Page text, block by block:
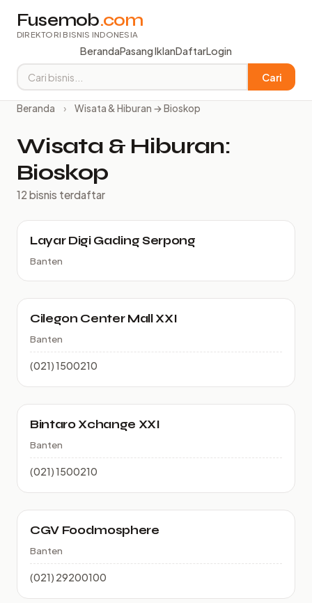
Fusemob.com
DIREKTORI BISNIS INDONESIA
BerandaPasang IklanDaftarLogin
Cari
Beranda › Wisata & Hiburan → Bioskop
Wisata & Hiburan:
Bioskop
12 bisnis terdaftar
Layar Digi Gading Serpong
Banten
Cilegon Center Mall XXI
Banten
(021) 1500210
Bintaro Xchange XXI
Banten
(021) 1500210
CGV Foodmosphere
Banten
(021) 29200100